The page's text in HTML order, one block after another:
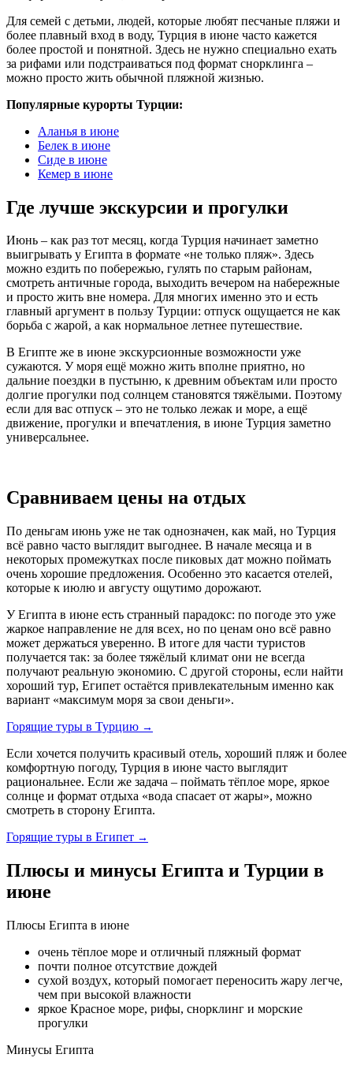
Для семей с детьми, людей, которые любят песчаные пляжи и
более плавный вход в воду, Турция в июне часто кажется
более простой и понятной. Здесь не нужно специально ехать
за рифами или подстраиваться под формат снорклинга –
можно просто жить обычной пляжной жизнью.
Популярные курорты Турции:
Аланья в июне
Белек в июне
Сиде в июне
Кемер в июне
Где лучше экскурсии и прогулки
Июнь – как раз тот месяц, когда Турция начинает заметно
выигрывать у Египта в формате «не только пляж». Здесь
можно ездить по побережью, гулять по старым районам,
смотреть античные города, выходить вечером на набережные
и просто жить вне номера. Для многих именно это и есть
главный аргумент в пользу Турции: отпуск ощущается не как
борьба с жарой, а как нормальное летнее путешествие.
В Египте же в июне экскурсионные возможности уже
сужаются. У моря ещё можно жить вполне приятно, но
дальние поездки в пустыню, к древним объектам или просто
долгие прогулки под солнцем становятся тяжёлыми. Поэтому
если для вас отпуск – это не только лежак и море, а ещё
движение, прогулки и впечатления, в июне Турция заметно
универсальнее.
Сравниваем цены на отдых
По деньгам июнь уже не так однозначен, как май, но Турция
всё равно часто выглядит выгоднее. В начале месяца и в
некоторых промежутках после пиковых дат можно поймать
очень хорошие предложения. Особенно это касается отелей,
которые к июлю и августу ощутимо дорожают.
У Египта в июне есть странный парадокс: по погоде это уже
жаркое направление не для всех, но по ценам оно всё равно
может держаться уверенно. В итоге для части туристов
получается так: за более тяжёлый климат они не всегда
получают реальную экономию. С другой стороны, если найти
хороший тур, Египет остаётся привлекательным именно как
вариант «максимум моря за свои деньги».
Горящие туры в Турцию →
Если хочется получить красивый отель, хороший пляж и более
комфортную погоду, Турция в июне часто выглядит
рациональнее. Если же задача – поймать тёплое море, яркое
солнце и формат отдыха «вода спасает от жары», можно
смотреть в сторону Египта.
Горящие туры в Египет →
Плюсы и минусы Египта и Турции в
июне
Плюсы Египта в июне
очень тёплое море и отличный пляжный формат
почти полное отсутствие дождей
сухой воздух, который помогает переносить жару легче,
чем при высокой влажности
яркое Красное море, рифы, снорклинг и морские
прогулки
Минусы Египта